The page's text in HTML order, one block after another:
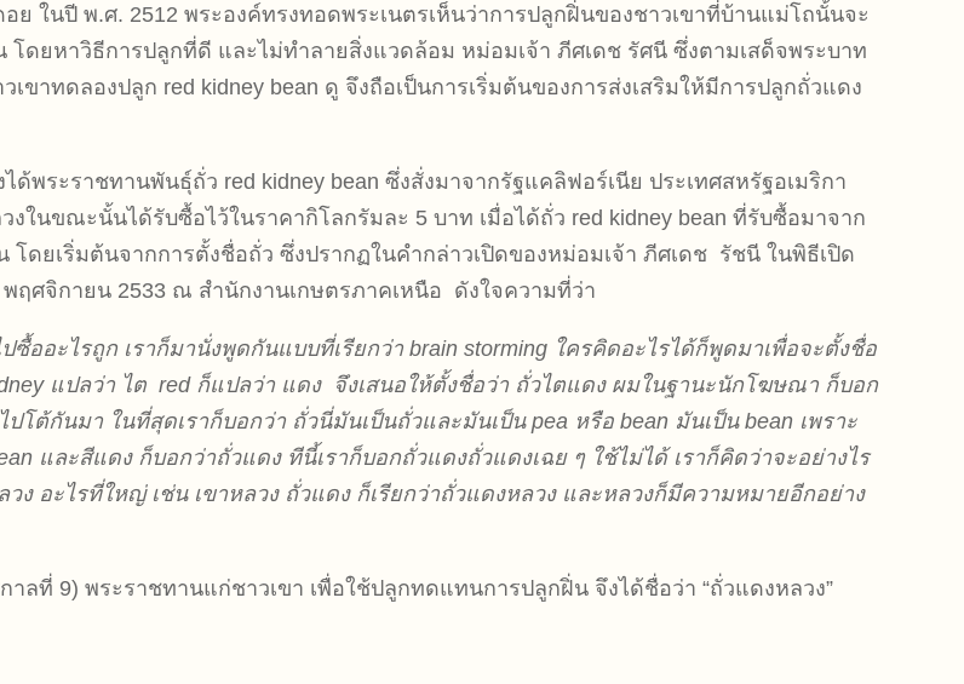
ย ในปี พ.ศ. 2512 พระองค์ทรงทอดพระเนตรเห็นว่าการปลูกฝิ่นของชาวเขาที่บ้านแม่โถนั้นจะ
ยหาวิธีการปลูกที่ดี และไม่ทำลายสิ่งแวดล้อม หม่อมเจ้า ภีศเดช รัศนี ซึ่งตามเสด็จพระบาท
ขาทดลองปลูก red kidney bean ดู จึงถือเป็นการเริ่มต้นของการส่งเสริมให้มีการปลูกถั่วแดง
พระราชทานพันธุ์ถั่ว red kidney bean ซึ่งสั่งมาจากรัฐแคลิฟอร์เนีย ประเทศสหรัฐอเมริกา
ในขณะนั้นได้รับซื้อไว้ในราคากิโลกรัมละ 5 บาท เมื่อได้ถั่ว red kidney bean ที่รับซื้อมาจาก
โดยเริ่มต้นจากการตั้งชื่อถั่ว ซึ่งปรากฏในคำกล่าวเปิดของหม่อมเจ้า ภีศเดช รัชนี ในพิธีเปิด
ฤศจิกายน 2533 ณ สำนักงานเกษตรภาคเหนือ ดังใจความที่ว่า
ซื้ออะไรถูก เราก็มานั่งพูดกันแบบที่เรียกว่า brain storming ใครคิดอะไรได้ก็พูดมาเพื่อจะตั้งชื่อ
แปลว่า ไต red ก็แปลว่า แดง จึงเสนอให้ตั้งชื่อว่า ถั่วไตแดง ผมในฐานะนักโฆษณา ก็บอก
ต้กันมา ในที่สุดเราก็บอกว่า ถั่วนี่มันเป็นถั่วและมันเป็น pea หรือ bean มันเป็น bean เพราะ
และสีแดง ก็บอกว่าถั่วแดง ทีนี้เราก็บอกถั่วแดงถั่วแดงเฉย ๆ ใช้ไม่ได้ เราก็คิดว่าจะอย่างไร
ง อะไรที่ใหญ่ เช่น เขาหลวง ถั่วแดง ก็เรียกว่าถั่วแดงหลวง และหลวงก็มีความหมายอีกอย่าง
ลที่ 9) พระราชทานแก่ชาวเขา เพื่อใช้ปลูกทดแทนการปลูกฝิ่น จึงได้ชื่อว่า “ถั่วแดงหลวง”